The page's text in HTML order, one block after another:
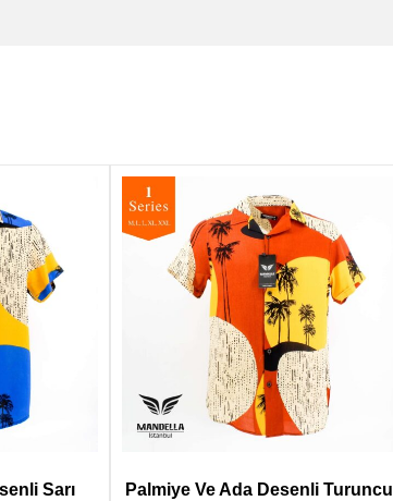
Sarı
Palmiye Ve Ada Desenli Turuncu